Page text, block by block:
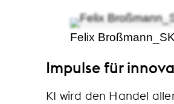
Felix
Impulse für
KI wird den Handel